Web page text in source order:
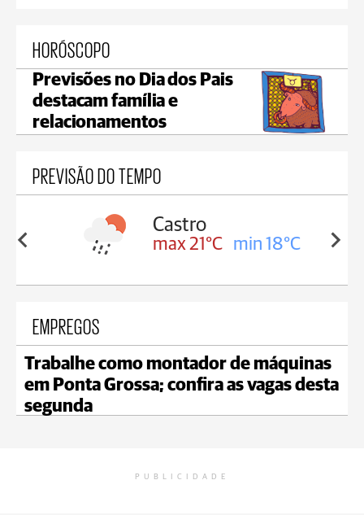
HORÓSCOPO
Previsões no Dia dos Pais
destacam família e
relacionamentos
PREVISÃO DO TEMPO
18°C
Carambeí
max 20°C min 18°C
EMPREGOS
Trabalhe como montador de máquinas
em Ponta Grossa; confira as vagas desta
segunda
PUBLICIDADE